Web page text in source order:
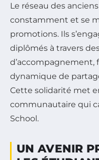
Le réseau des
constamment et se
promotions. Ils
diplômés à travers
d’accompagnement,
dynamique de
Cette solidarité met
communautaire qui
School.
UN AVENIR